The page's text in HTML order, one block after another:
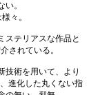
。
々。
ステリアスな作品と
されている。
技術を用いて、より
進化した丸くない指